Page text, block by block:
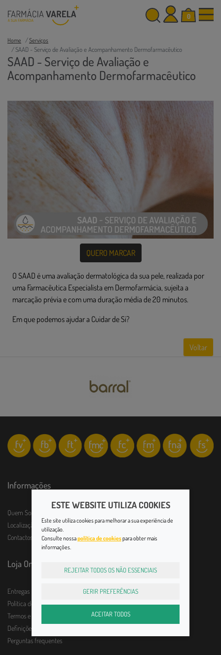
0
Home Serviços
SAAD - Serviço de Avaliação e Acompanhamento Dermofarmacêutico
SAAD - Serviço de Avaliação e
Acompanhamento Dermofarmacêutico
QUERO MARCAR
O SAAD é uma avaliação dermatológica da sua pele, realizada por
uma Farmacêutica Especialista em Dermofarmácia, sujeita a
marcação prévia e com uma duração média de 20 minutos.
Em que podemos ajudar a Cuidar de Si?
Voltar
Informações
Quem Somos
Localização e horário
Contactos
Loja Online
Entregas
Política de Devolução
Termos e Condições
Definições de Privacidade
Perguntas frequentes
ESTE WEBSITE UTILIZA COOKIES
Este site utiliza cookies para melhorar a sua experiência de
utilização.
Consulte nossapolítica de cookiespara obter mais
informações.
REJEITAR TODOS OS NÃO ESSENCIAIS
GERIR PREFERÊNCIAS
ACEITAR TODOS